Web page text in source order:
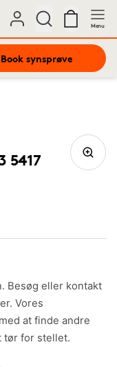
Menu
Book synsprøve
5417
Besøg eller kontakt
Vores
at finde andre
tør for stellet.